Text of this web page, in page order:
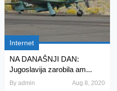
Internet
NA DANAŠNJI DAN:
Jugoslavija zarobila am...
By admin Aug 8, 2020